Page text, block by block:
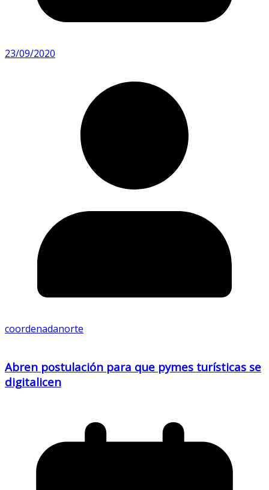
23/09/2020
coordenadanorte
Abren postulación para que pymes turísticas se
digitalicen